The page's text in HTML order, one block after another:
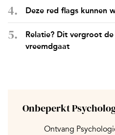
Deze red flags kunnen
Relatie? Dit vergroot
vreemdgaat
Onbeperkt
Ontvang